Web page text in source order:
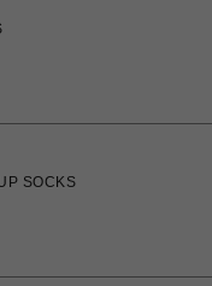
SOCKS